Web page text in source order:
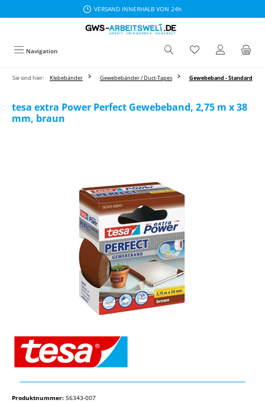
VERSAND INNERHALB VON 24h
Navigation
Sie sind hier: Klebebänder Gewebebänder / Duct-Tapes Gewebeband - Standard
tesa extra Power Perfect Gewebeband, 2,75 m x 38
mm, braun
Produktnummer: 56343-007